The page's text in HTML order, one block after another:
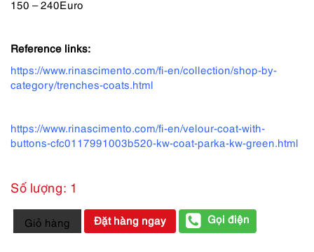
150 – 240Euro
Reference links:
https://www.rinascimento.com/fi-en/collection/shop-by-
category/trenches-coats.html
https://www.rinascimento.com/fi-en/velour-coat-with-
buttons-cfc0117991003b520-kw-coat-parka-kw-green.html
Số lượng: 1
9988-
Áo
Giỏ hàng Đặt hàng ngay Gọi điện